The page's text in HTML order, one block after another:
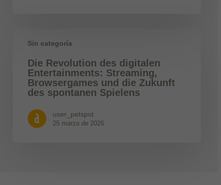
Sin categoría
Die Revolution des digitalen
Entertainments: Streaming,
Browsergames und die Zukunft
des spontanen Spielens
user_petspot
25 marzo de 2026